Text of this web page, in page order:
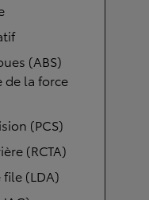
(ABS)
de la force
(PCS)
(RCTA)
(LDA)